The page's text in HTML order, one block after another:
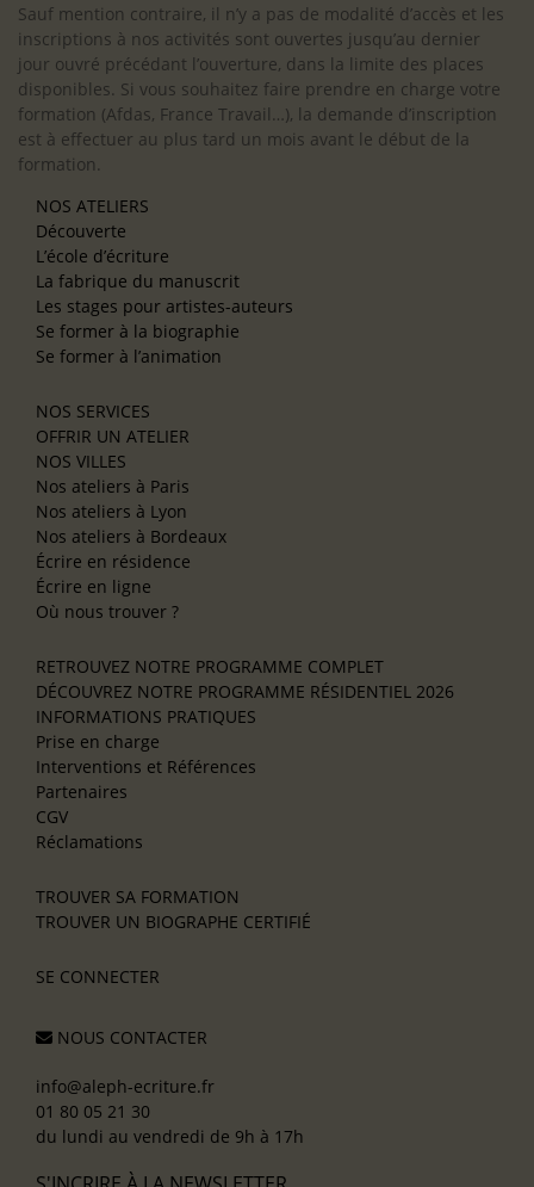
Sauf mention contraire, il n’y a pas de modalité d’accès et les
inscriptions à nos activités sont ouvertes jusqu’au dernier
jour ouvré précédant l’ouverture, dans la limite des places
disponibles. Si vous souhaitez faire prendre en charge votre
formation (Afdas, France Travail…), la demande d’inscription
est à effectuer au plus tard un mois avant le début de la
formation.
NOS ATELIERS
Découverte
L’école d’écriture
La fabrique du manuscrit
Les stages pour artistes-auteurs
Se former à la biographie
Se former à l’animation
NOS SERVICES
OFFRIR UN ATELIER
NOS VILLES
Nos ateliers à Paris
Nos ateliers à Lyon
Nos ateliers à Bordeaux
Écrire en résidence
Écrire en ligne
Où nous trouver ?
RETROUVEZ NOTRE PROGRAMME COMPLET
DÉCOUVREZ NOTRE PROGRAMME RÉSIDENTIEL 2026
INFORMATIONS PRATIQUES
Prise en charge
Interventions et Références
Partenaires
CGV
Réclamations
TROUVER SA FORMATION
TROUVER UN BIOGRAPHE CERTIFIÉ
SE CONNECTER
NOUS CONTACTER
info@aleph-ecriture.fr
01 80 05 21 30
du lundi au vendredi de 9h à 17h